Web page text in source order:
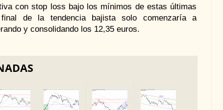
con stop loss bajo los mínimos de estas últimas
de la tendencia bajista solo comenzaría a
y consolidando los 12,35 euros.